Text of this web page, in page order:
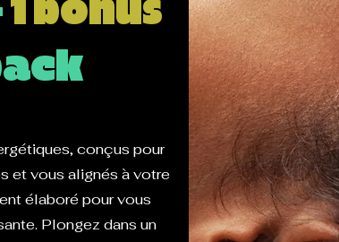
1 bonus
conçus pour
et vous alignés à votre
élaboré pour vous
Plongez dans un